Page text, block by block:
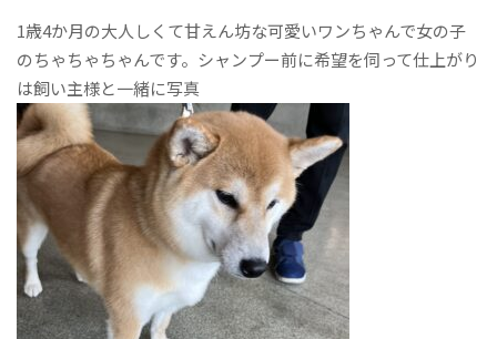
1歳4か月の大人しくて甘えん坊な可愛いワンちゃんで女の子
のちゃちゃちゃんです。シャンプー前に希望を伺って仕上がり
は飼い主様と一緒に写真